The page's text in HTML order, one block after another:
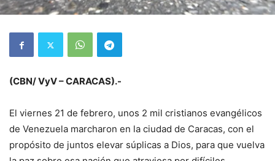
(CBN/ VyV – CARACAS).-
El viernes 21 de febrero, unos 2 mil cristianos evangélicos
de Venezuela marcharon en la ciudad de Caracas, con el
propósito de juntos elevar súplicas a Dios, para que vuelva